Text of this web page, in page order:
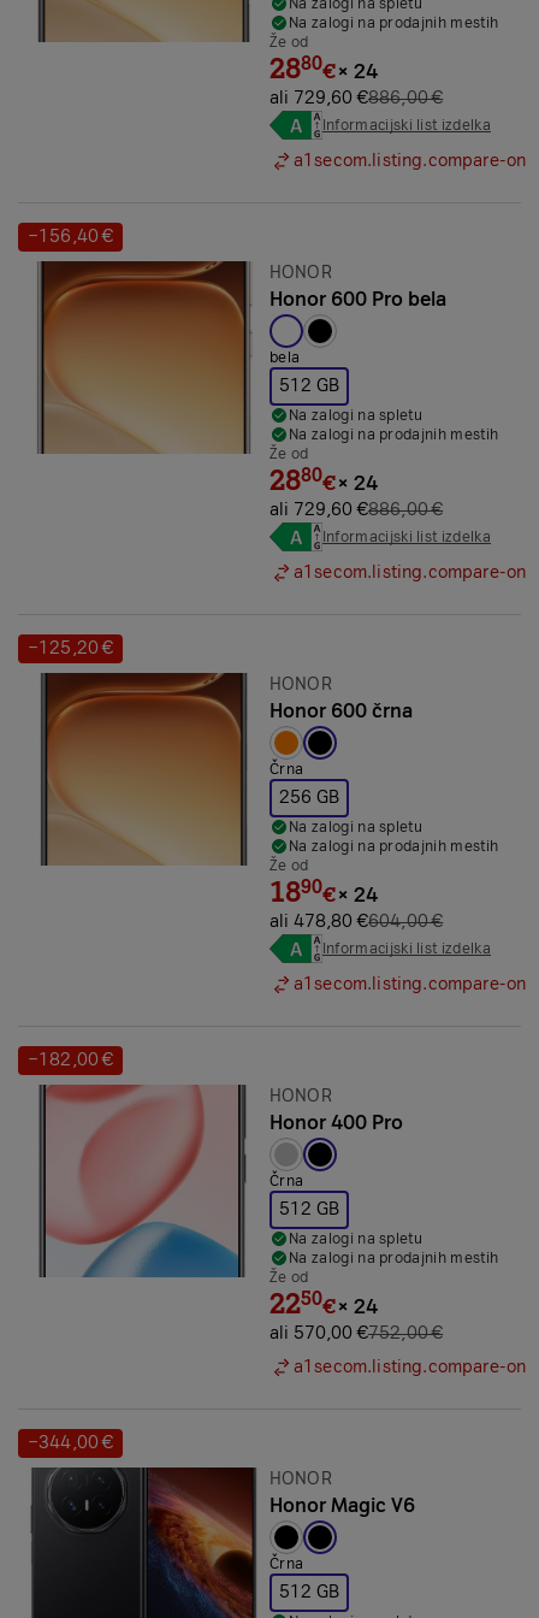
Na zalogi na spletu
Na zalogi na prodajnih mestih
Že od
2880€× 24
ali 729,60 €886,00 €
Informacijski list izdelka
a1secom.listing.compare-on
Prihranek:
−156,40 €
Znamka:
HONOR
Honor 600 Pro bela
Izbrana barva:
bela
512 GB
Na zalogi na spletu
Na zalogi na prodajnih mestih
Že od
2880€× 24
ali 729,60 €886,00 €
Informacijski list izdelka
a1secom.listing.compare-on
Prihranek:
−125,20 €
Znamka:
HONOR
Honor 600 črna
Izbrana barva:
Črna
256 GB
Na zalogi na spletu
Na zalogi na prodajnih mestih
Že od
1890€× 24
ali 478,80 €604,00 €
Informacijski list izdelka
a1secom.listing.compare-on
Prihranek:
−182,00 €
Znamka:
HONOR
Honor 400 Pro
Izbrana barva:
Črna
512 GB
Na zalogi na spletu
Na zalogi na prodajnih mestih
Že od
2250€× 24
ali 570,00 €752,00 €
a1secom.listing.compare-on
Prihranek:
−344,00 €
Znamka:
HONOR
Honor Magic V6
Izbrana barva:
Črna
512 GB